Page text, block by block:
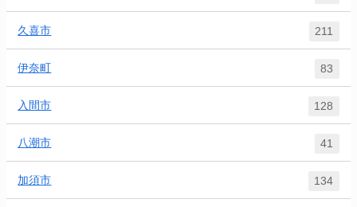
久喜市 211
伊奈町 83
入間市 128
八潮市 41
加須市 134